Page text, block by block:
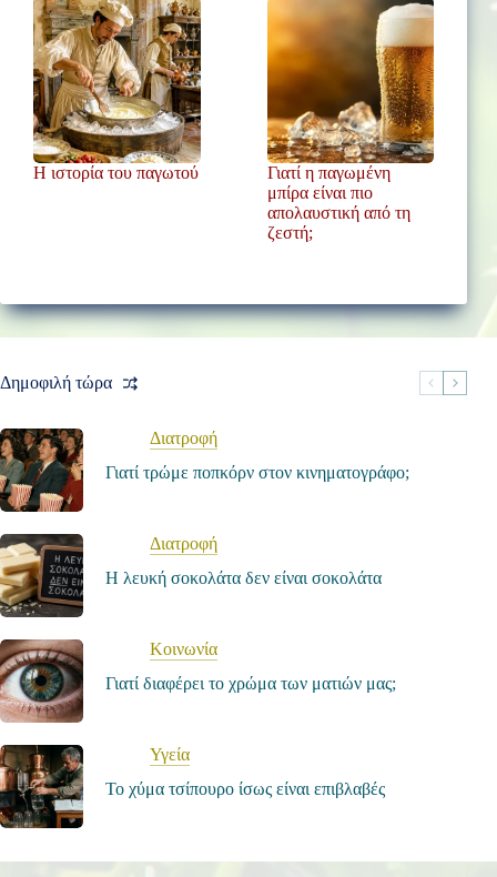
Η ιστορία του παγωτού
Γιατί η παγωμένη
μπίρα είναι πιο
απολαυστική από τη
ζεστή;
Δημοφιλή τώρα
Διατροφή
Γιατί τρώμε ποπκόρν στον κινηματογράφο;
Διατροφή
Η λευκή σοκολάτα δεν είναι σοκολάτα
Κοινωνία
Γιατί διαφέρει το χρώμα των ματιών μας;
Υγεία
Το χύμα τσίπουρο ίσως είναι επιβλαβές